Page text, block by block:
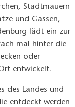
Stadtmauern
und Gassen,
lädt ein zur
mal hinter die
oder
entwickelt.
des Landes und
entdeckt werden